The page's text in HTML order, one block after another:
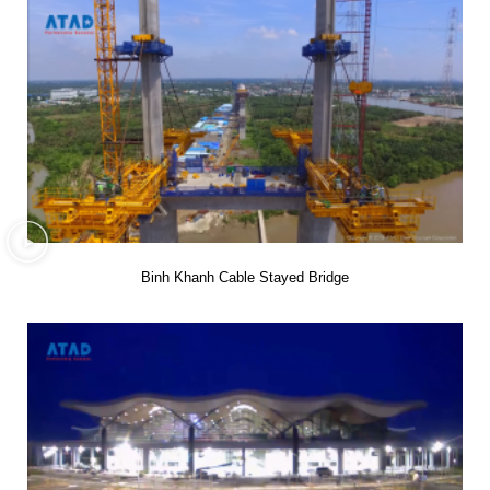
Binh Khanh Cable Stayed Bridge